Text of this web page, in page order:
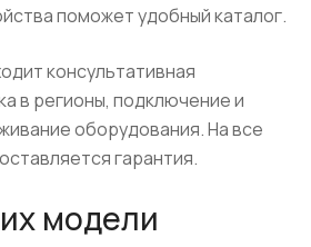
поможет удобный каталог.
консультативная
в регионы, подключение и
оборудования. На все
гарантия.
модели